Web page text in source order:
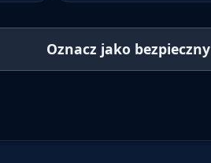
Oznacz jako bezpieczny